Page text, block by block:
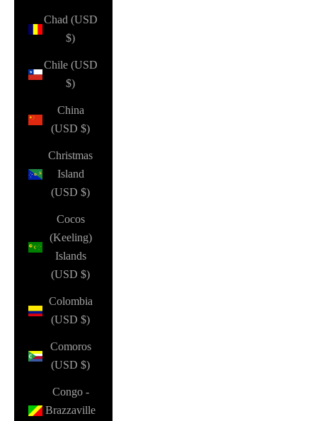
Chad (USD
$)
Chile (USD
$)
China
(USD $)
Christmas
Island
(USD $)
Cocos
(Keeling)
Islands
(USD $)
Colombia
(USD $)
Comoros
(USD $)
Congo -
Brazzaville